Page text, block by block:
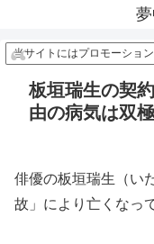
当サイトにはプロモーショ
板垣瑞生の契
由の病気は双
俳優の板垣瑞生（い
故」により亡くなっ